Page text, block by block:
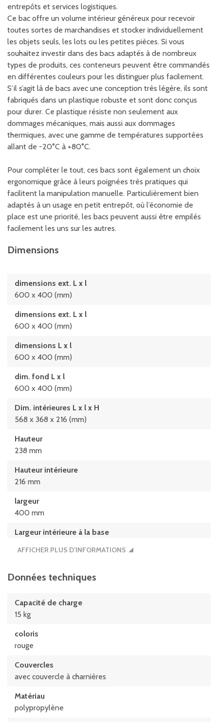
entrepôts et services logistiques.
Ce bac offre un volume intérieur généreux pour recevoir
toutes sortes de marchandises et stocker individuellement
les objets seuls, les lots ou les petites pièces. Si vous
souhaitez investir dans des bacs adaptés à de nombreux
types de produits, ces conteneurs peuvent être commandés
en différentes couleurs pour les distinguer plus facilement.
S’il s’agit là de bacs avec une conception très légère, ils sont
fabriqués dans un plastique robuste et sont donc conçus
pour durer. Ce plastique résiste non seulement aux
dommages mécaniques, mais aussi aux dommages
thermiques, avec une gamme de températures supportées
allant de -20°C à +80°C.
Pour compléter le tout, ces bacs sont également un choix
ergonomique grâce à leurs poignées très pratiques qui
facilitent la manipulation manuelle. Particulièrement bien
adaptés à un usage en petit entrepôt, où l’économie de
place est une priorité, les bacs peuvent aussi être empilés
facilement les uns sur les autres.
Dimensions
dimensions ext. L x l
600 x 400 (mm)
dimensions ext. L x l
600 x 400 (mm)
dimensions L x l
600 x 400 (mm)
dim. fond L x l
600 x 400 (mm)
Dim. intérieures L x l x H
568 x 368 x 216 (mm)
Hauteur
238 mm
Hauteur intérieure
216 mm
largeur
400 mm
Largeur intérieure à la base
368 mm
600 mm
559 mm
568 mm
AFFICHER PLUS D’INFORMATIONS
Données techniques
Capacité de charge
15 kg
coloris
rouge
Couvercles
avec couvercle à charnières
Matériau
polypropylène